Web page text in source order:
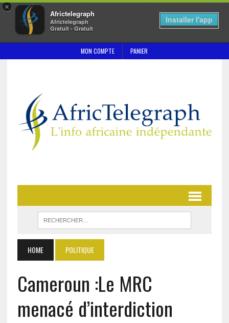
×
Africtelegraph
Africtelegraph
Gratuit - Gratuit
Installer l'app
MON COMPTE PANIER
HOME POLITIQUE
Cameroun :Le MRC
menacé d’interdiction